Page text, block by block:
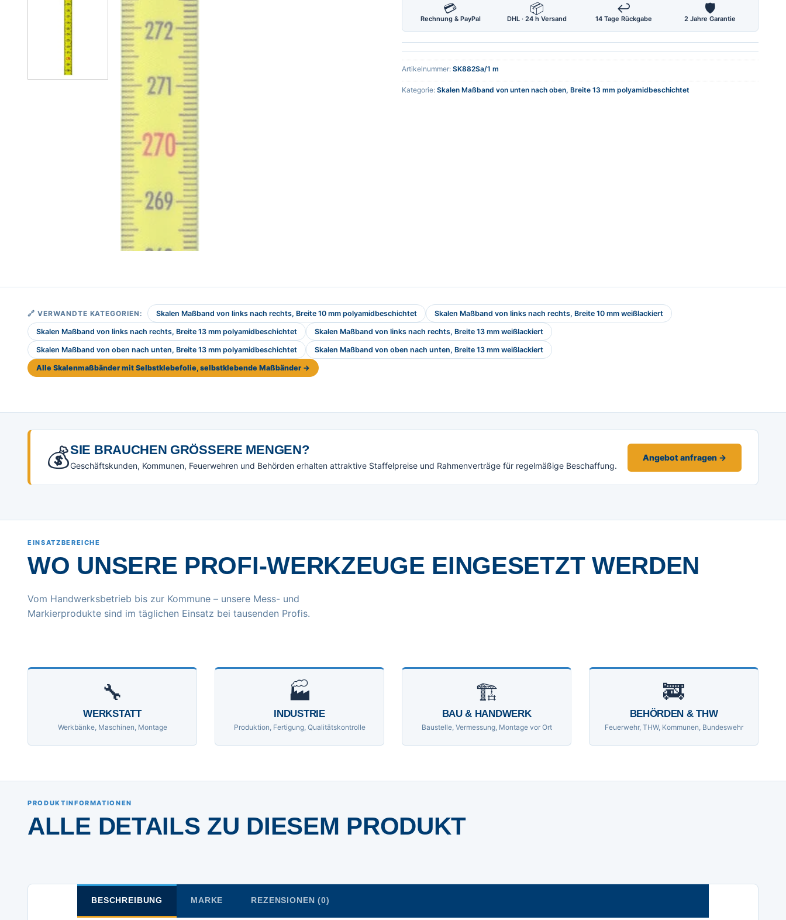
💳
Rechnung & PayPal
📦
DHL · 24 h Versand
↩
14 Tage Rückgabe
🛡
2 Jahre Garantie
Artikelnummer: SK882Sa/1 m
Kategorie: Skalen Maßband von unten nach oben, Breite 13 mm polyamidbeschichtet
🔗 VERWANDTE KATEGORIEN: Skalen Maßband von links nach rechts, Breite 10 mm polyamidbeschichtet Skalen Maßband von links nach rechts, Breite 10 mm weißlackiert
Skalen Maßband von links nach rechts, Breite 13 mm polyamidbeschichtet Skalen Maßband von links nach rechts, Breite 13 mm weißlackiert
Skalen Maßband von oben nach unten, Breite 13 mm polyamidbeschichtet Skalen Maßband von oben nach unten, Breite 13 mm weißlackiert
Alle Skalenmaßbänder mit Selbstklebefolie, selbstklebende Maßbänder →
💰SIE BRAUCHEN GRÖSSERE MENGEN?
Geschäftskunden, Kommunen, Feuerwehren und Behörden erhalten attraktive Staffelpreise und Rahmenverträge für regelmäßige Beschaffung.
Angebot anfragen →
EINSATZBEREICHE
WO UNSERE PROFI-WERKZEUGE EINGESETZT WERDEN
Vom Handwerksbetrieb bis zur Kommune – unsere Mess- und
Markierprodukte sind im täglichen Einsatz bei tausenden Profis.
🔧
WERKSTATT
Werkbänke, Maschinen, Montage
🏭
INDUSTRIE
Produktion, Fertigung, Qualitätskontrolle
🏗
BAU & HANDWERK
Baustelle, Vermessung, Montage vor Ort
🚒
BEHÖRDEN & THW
Feuerwehr, THW, Kommunen, Bundeswehr
PRODUKTINFORMATIONEN
ALLE DETAILS ZU DIESEM PRODUKT
BESCHREIBUNG MARKE REZENSIONEN (0)